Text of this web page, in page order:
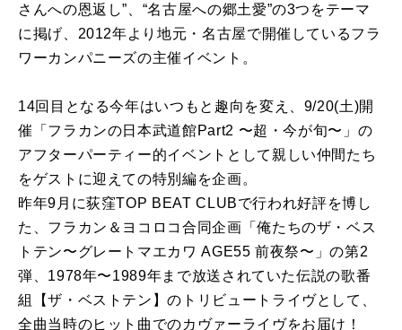
さんへの恩返し”、“名古屋への郷土愛”の3つをテーマ
に掲げ、2012年より地元・名古屋で開催しているフラ
ワーカンパニーズの主催イベント。
14回目となる今年はいつもと趣向を変え、9/20(土)開
催「フラカンの日本武道館Part2 〜超・今が旬〜」の
アフターパーティー的イベントとして親しい仲間たち
をゲストに迎えての特別編を企画。
昨年9月に荻窪TOP BEAT CLUBで行われ好評を博し
た、フラカン＆ヨコロコ合同企画「俺たちのザ・ベス
トテン〜グレートマエカワ AGE55 前夜祭〜」の第2
弾、1978年〜1989年まで放送されていた伝説の歌番
組【ザ・ベストテン】のトリビュートライヴとして、
全曲当時のヒット曲でのカヴァーライヴをお届け！